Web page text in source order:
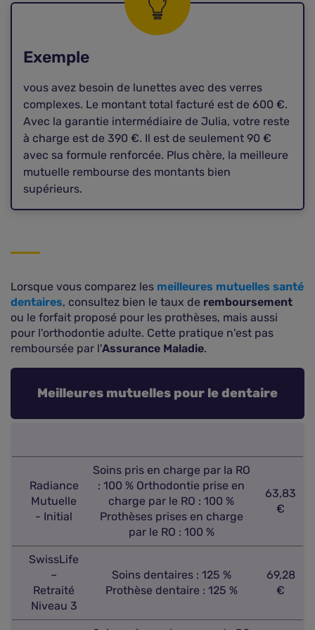
Exemple
vous avez besoin de lunettes avec des verres
complexes. Le montant total facturé est de 600 €.
Avec la garantie intermédiaire de Julia, votre reste
à charge est de 390 €. Il est de seulement 90 €
avec sa formule renforcée. Plus chère, la meilleure
mutuelle rembourse des montants bien
supérieurs.
Lorsque vous comparez les meilleures mutuelles santé
dentaires, consultez bien le taux de remboursement
ou le forfait proposé pour les prothèses, mais aussi
pour l'orthodontie adulte. Cette pratique n'est pas
remboursée par l'Assurance Maladie.
Meilleures mutuelles pour le dentaire
Radiance
Mutuelle
- Initial
Soins pris en charge par la RO
: 100 % Orthodontie prise en
charge par le RO : 100 %
Prothèses prises en charge
par le RO : 100 %
63,83
€
SwissLife
–
Retraité
Niveau 3
Soins dentaires : 125 %
Prothèse dentaire : 125 %
69,28
€